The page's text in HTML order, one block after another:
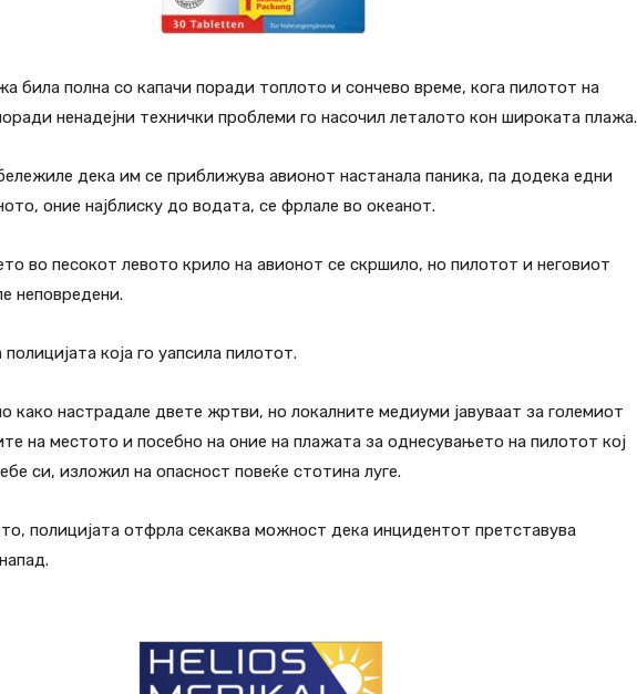
била полна со капачи поради топлото и сончево време, кога пилотот на
ненадејни технички проблеми го насочил леталото кон широката плажа.
дека им се приближува авионот настанала паника, па додека едни
оние најблиску до водата, се фрлале во океанот.
во песокот левото крило на авионот се скршило, но пилотот и неговиот
неповредени.
која го уапсила пилотот.
како настрадале двете жртви, но локалните медиуми јавуваат за големиот
на местото и посебно на оние на плажата за однесувањето на пилотот кој
си, изложил на опасност повеќе стотина луге.
полицијата отфрла секаква можност дека инцидентот претставува